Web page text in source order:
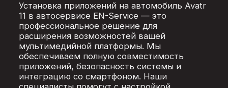
Установка приложений на автомобиль Avatr
11 в автосервисе EN-Service — это
профессиональное решение для
расширения возможностей вашей
мультимедийной платформы. Мы
обеспечиваем полную совместимость
приложений, безопасность системы и
интеграцию со смартфоном. Наши